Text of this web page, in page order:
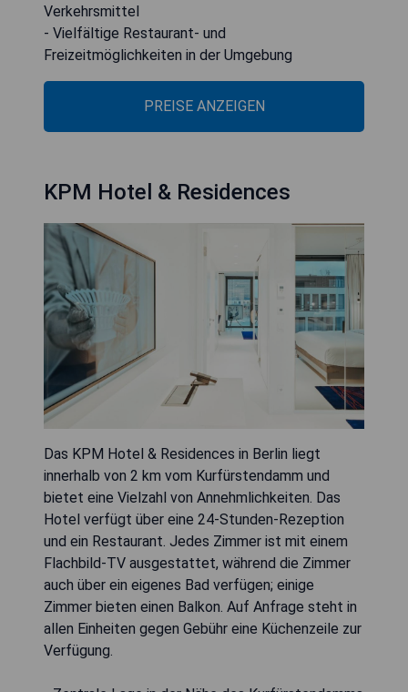
Verkehrsmittel
- Vielfältige Restaurant- und
Freizeitmöglichkeiten in der Umgebung
PREISE ANZEIGEN
KPM Hotel & Residences
Das KPM Hotel & Residences in Berlin liegt
innerhalb von 2 km vom Kurfürstendamm und
bietet eine Vielzahl von Annehmlichkeiten. Das
Hotel verfügt über eine 24-Stunden-Rezeption
und ein Restaurant. Jedes Zimmer ist mit einem
Flachbild-TV ausgestattet, während die Zimmer
auch über ein eigenes Bad verfügen; einige
Zimmer bieten einen Balkon. Auf Anfrage steht in
allen Einheiten gegen Gebühr eine Küchenzeile zur
Verfügung.